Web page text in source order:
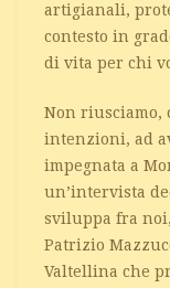
artigianali,
contesto in
di vita per chi
Non riusciamo,
intenzioni, ad
impegnata a
un’intervista
sviluppa fra
Patrizio
Valtellina che